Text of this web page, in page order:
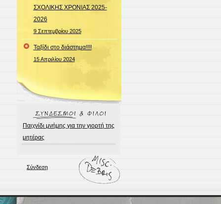
ΣΧΟΛΙΚΗΣ ΧΡΟΝΙΑΣ 2025-
2026
9 Σεπτεμβρίου 2025
Ταξίδι στο διάστημα!!!!
15 Απριλίου 2024
Παιχνίδι μνήμης για την γιορτή της
μητέρας
Σύνδεση